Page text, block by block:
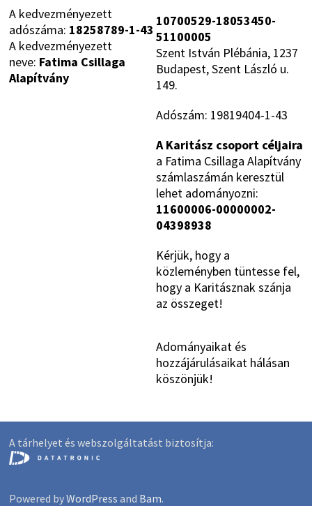
A kedvezményezett
adószáma: 18258789-1-43
A kedvezményezett
neve: Fatima Csillaga
Alapítvány
10700529-18053450-
51100005
Szent István Plébánia, 1237
Budapest, Szent László u.
149.
Adószám: 19819404-1-43
A Karitász csoport céljaira
a Fatima Csillaga Alapítvány
számlaszámán keresztül
lehet adományozni:
11600006-00000002-
04398938
Kérjük, hogy a
közleményben tüntesse fel,
hogy a Karitásznak szánja
az összeget!
Adományaikat és
hozzájárulásaikat hálásan
köszönjük!
A tárhelyet és webszolgáltatást biztosítja:
Powered byWordPress and Bam.